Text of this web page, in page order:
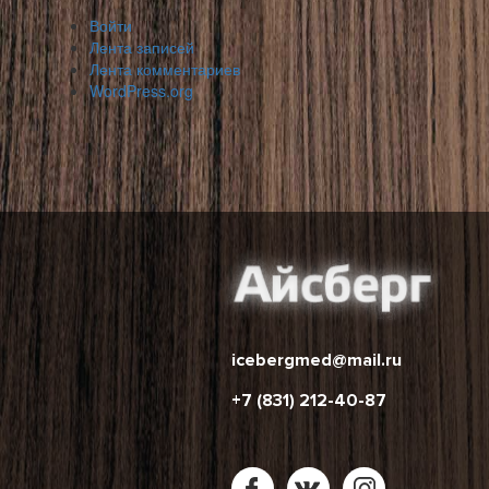
Войти
Лента записей
Лента комментариев
WordPress.org
icebergmed@mail.ru
+7 (831) 212-40-87